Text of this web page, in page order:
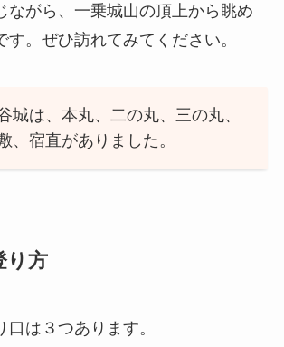
ながら、一乗城山の頂上から眺め
す。ぜひ訪れてみてください。
城は、本丸、二の丸、三の丸、
、宿直がありました。
り方
は３つあります。